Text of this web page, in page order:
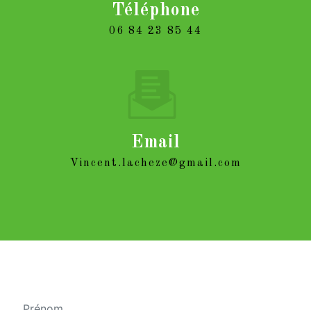
Téléphone
06 84 23 85 44
Email
vincent.lacheze@gmail.com